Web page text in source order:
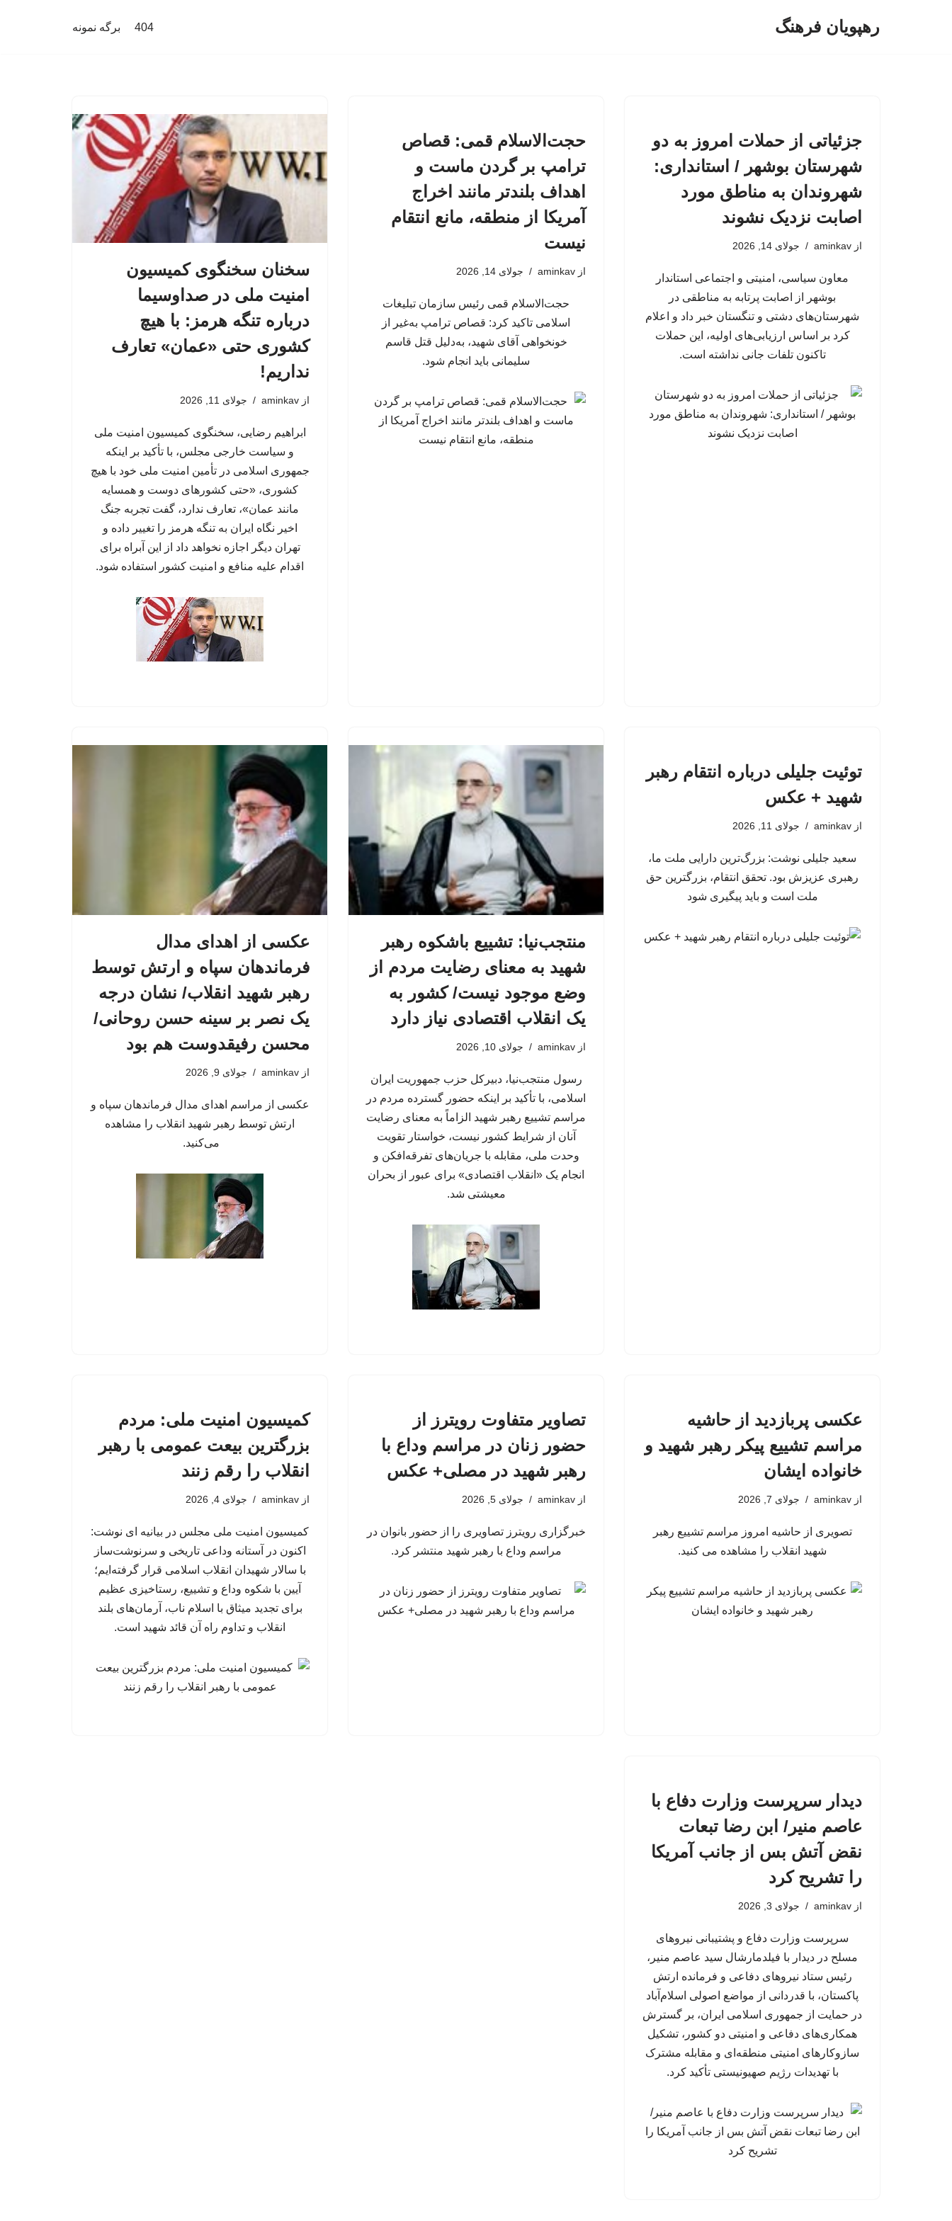
رهپویان فرهنگ 404 برگه نمونه
جزئیاتی از حملات امروز به دو
شهرستان بوشهر / استانداری:
شهروندان به مناطق مورد
اصابت نزدیک نشوند
از aminkav جولای 14, 2026
معاون سیاسی، امنیتی و اجتماعی استاندار
بوشهر از اصابت پرتابه به مناطقی در
شهرستان‌های دشتی و تنگستان خبر داد و اعلام
کرد بر اساس ارزیابی‌های اولیه، این حملات
تاکنون تلفات جانی نداشته است.
حجت‌الاسلام قمی: قصاص
ترامپ بر گردن ماست و
اهداف بلندتر مانند اخراج
آمریکا از منطقه، مانع انتقام
نیست
از aminkav جولای 14, 2026
حجت‌الاسلام قمی رئیس سازمان تبلیغات
اسلامی تاکید کرد: قصاص ترامپ به‌غیر از
خونخواهی آقای شهید، به‌دلیل قتل قاسم
سلیمانی باید انجام شود.
سخنان سخنگوی کمیسیون
امنیت ملی در صداوسیما
درباره تنگه هرمز: با هیچ
کشوری حتی «عمان» تعارف
نداریم!
از aminkav جولای 11, 2026
ابراهیم رضایی، سخنگوی کمیسیون امنیت ملی
و سیاست خارجی مجلس، با تأکید بر اینکه
جمهوری اسلامی در تأمین امنیت ملی خود با هیچ
کشوری، «حتی کشورهای دوست و همسایه
مانند عمان»، تعارف ندارد، گفت تجربه جنگ
اخیر نگاه ایران به تنگه هرمز را تغییر داده و
تهران دیگر اجازه نخواهد داد از این آبراه برای
اقدام علیه منافع و امنیت کشور استفاده شود.
توئیت جلیلی درباره انتقام رهبر
شهید + عکس
از aminkav جولای 11, 2026
سعید جلیلی نوشت: بزرگ‌ترین دارایی ملت ما،
رهبری عزیزش بود. تحقق انتقام، بزرگترین حق
ملت است و باید پیگیری شود
منتجب‌نیا: تشییع باشکوه رهبر
شهید به معنای رضایت مردم از
وضع موجود نیست/ کشور به
یک انقلاب اقتصادی نیاز دارد
از aminkav جولای 10, 2026
رسول منتجب‌نیا، دبیرکل حزب جمهوریت ایران
اسلامی، با تأکید بر اینکه حضور گسترده مردم در
مراسم تشییع رهبر شهید الزاماً به معنای رضایت
آنان از شرایط کشور نیست، خواستار تقویت
وحدت ملی، مقابله با جریان‌های تفرقه‌افکن و
انجام یک «انقلاب اقتصادی» برای عبور از بحران
معیشتی شد.
عکسی از اهدای مدال
فرماندهان سپاه و ارتش توسط
رهبر شهید انقلاب/ نشان درجه
یک نصر بر سینه حسن روحانی/
محسن رفیقدوست هم بود
از aminkav جولای 9, 2026
عکسی از مراسم اهدای مدال فرماندهان سپاه و
ارتش توسط رهبر شهید انقلاب را مشاهده
می‌کنید.
عکسی پربازدید از حاشیه
مراسم تشییع پیکر رهبر شهید و
خانواده ایشان
از aminkav جولای 7, 2026
تصویری از حاشیه امروز مراسم تشییع رهبر
شهید انقلاب را مشاهده می کنید.
تصاویر متفاوت رویترز از
حضور زنان در مراسم وداع با
رهبر شهید در مصلی+ عکس
از aminkav جولای 5, 2026
خبرگزاری رویترز تصاویری را از حضور بانوان در
مراسم وداع با رهبر شهید منتشر کرد.
کمیسیون امنیت ملی: مردم
بزرگترین بیعت عمومی با رهبر
انقلاب را رقم زنند
از aminkav جولای 4, 2026
کمیسیون امنیت ملی مجلس در بیانیه ای نوشت:
اکنون در آستانه وداعی تاریخی و سرنوشت‌ساز
با سالار شهیدان انقلاب اسلامی قرار گرفته‌ایم؛
آیین با شکوه وداع و تشییع، رستاخیزی عظیم
برای تجدید میثاق با اسلام ناب، آرمان‌های بلند
انقلاب و تداوم راه آن قائد شهید است.
دیدار سرپرست وزارت دفاع با
عاصم منیر/ ابن رضا تبعات
نقض آتش بس از جانب آمریکا
را تشریح کرد
از aminkav جولای 3, 2026
سرپرست وزارت دفاع و پشتیبانی نیروهای
مسلح در دیدار با فیلدمارشال سید عاصم منیر،
رئیس ستاد نیروهای دفاعی و فرمانده ارتش
پاکستان، با قدردانی از مواضع اصولی اسلام‌آباد
در حمایت از جمهوری اسلامی ایران، بر گسترش
همکاری‌های دفاعی و امنیتی دو کشور، تشکیل
سازوکارهای امنیتی منطقه‌ای و مقابله مشترک
با تهدیدات رژیم صهیونیستی تأکید کرد.